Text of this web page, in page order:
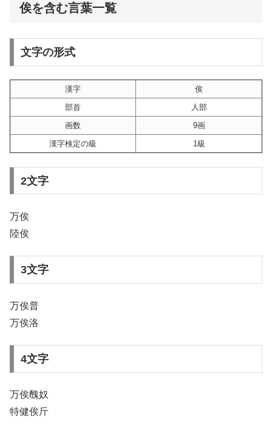
俟を含む言葉一覧
文字の形式
漢字
俟
部首
人部
画数
9画
漢字検定の級
1級
2文字
万俟
陸俟
3文字
万俟普
万俟洛
4文字
万俟醜奴
特健俟斤